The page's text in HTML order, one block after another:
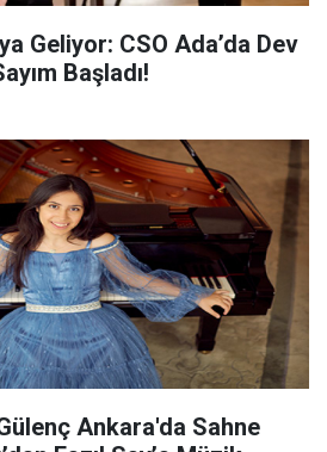
Geliyor: CSO Ada’da Dev
Başladı!
Ankara'da Sahne